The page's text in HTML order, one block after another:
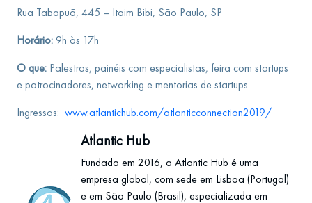
Rua Tabapuã, 445 – Itaim Bibi, São Paulo, SP
Horário: 9h às 17h
O que: Palestras, painéis com especialistas, feira com startups
e patrocinadores, networking e mentorias de startups
Ingressos: www.atlantichub.com/atlanticconnection2019/
Atlantic Hub
Fundada em 2016, a Atlantic Hub é uma
empresa global, com sede em Lisboa (Portugal)
e em São Paulo (Brasil), especializada em